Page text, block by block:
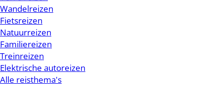
Wandelreizen
Fietsreizen
Natuurreizen
Familiereizen
Treinreizen
Elektrische autoreizen
Alle reisthema's